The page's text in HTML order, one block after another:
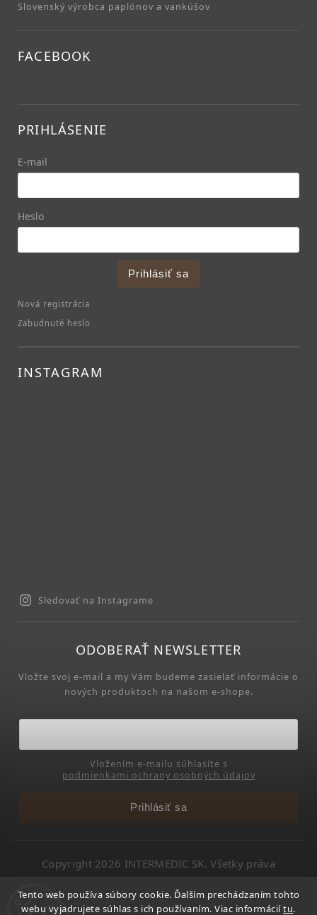
Tento web používa súbory cookie. Ďalším prechádzaním tohto
webu vyjadrujete súhlas s ich používaním. Viac informáciítu.
Slovenský výrobca paplónov a vankúšov
FACEBOOK
PRIHLÁSENIE
E-mail
Heslo
Prihlásiť sa
Nová registrácia
Zabudnuté heslo
INSTAGRAM
Sledovať na Instagrame
ODOBERAŤ NEWSLETTER
Vložte svoj e-mail a my Vám budeme zasielať informácie o
nových produktoch na našom e-shope.
podmienkami ochrany osobných údajov
Prihlásiť sa
Copyright 2026 INTERMEDIC SK. Všetky práva
Upraviť nastavenie cookies